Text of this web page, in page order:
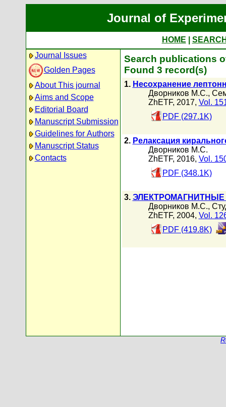
Journal of
HOME
Journal Issues
Golden Pages
About This journal
Aims and Scope
Editorial Board
Manuscript Submission
Guidelines for Authors
Manuscript Status
Contacts
Search publications
Found 3 record(s)
1. Несохранение
Дворников М.С.,
ZhETF, 2017, Vol.
PDF (297.1K)
2. Релаксация
Дворников М.С.
ZhETF, 2016, Vol.
PDF (348.1K)
3.
Дворников М.С.,
ZhETF, 2004, Vol.
PDF (419.8K)